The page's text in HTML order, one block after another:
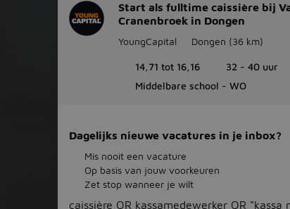
Start als fulltime caissière bij
Cranenbroek in Dongen
YoungCapital Dongen (36 km)
14,71 tot 16,16
32 - 40 uur
Middelbare school - WO
Dagelijks nieuwe vacatures in je inbox?
Mis nooit een vacature
Op basis van jouw voorkeuren
Zet stop wanneer je wilt
caissière OR kassamedewerker OR "kassa